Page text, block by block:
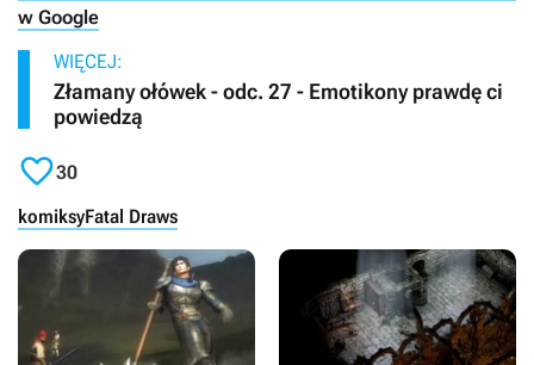
w Google
WIĘCEJ:
Złamany ołówek - odc. 27 - Emotikony prawdę ci
powiedzą
30
komiksyFatal Draws